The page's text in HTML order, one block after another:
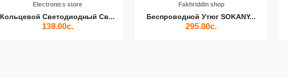
Electronics store
Кольцевой Светодиодный Св...
139.00с.
Fakhriddin shop
Беспроводной Утюг SOKANY...
295.00с.